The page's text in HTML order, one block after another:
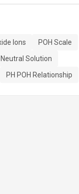
Ions
POH Scale
Neutral Solution
PH POH Relationship